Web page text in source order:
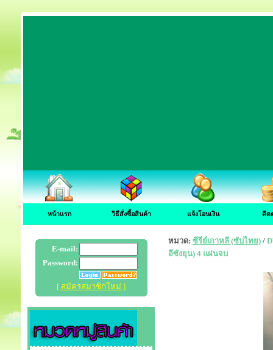
หน้าแรก วิธีสั่งซื้อสินค้า แจ้งโอนเงิน ติด
E-mail:
Password:
[ สมัครสมาชิกใหม่ ]
หมวด: ซีรีย์เกาหลี (ซับไทย) /
อีซังยุน) 4 แผ่นจบ